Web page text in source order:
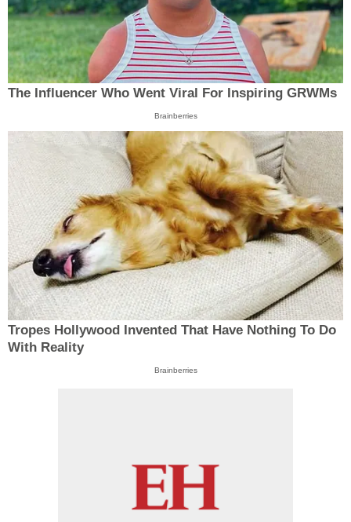
The Influencer Who Went Viral For Inspiring GRWMs
Brainberries
Tropes Hollywood Invented That Have Nothing To Do
With Reality
Brainberries